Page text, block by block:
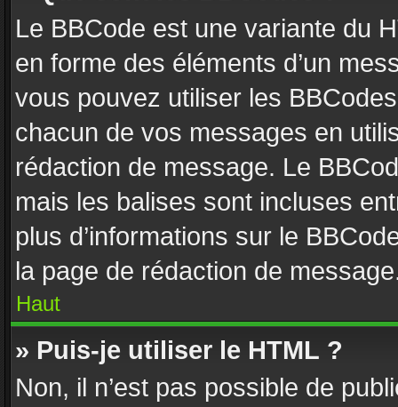
Le BBCode est une variante du
en forme des éléments d’un
vous pouvez utiliser les
chacun de vos messages en
rédaction de message. Le
mais les balises sont incluses
plus d’informations sur le
la page de rédaction de
Haut
» Puis-je utiliser le HTML ?
Non, il n’est pas possible de